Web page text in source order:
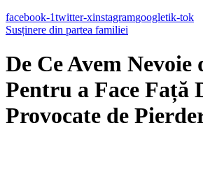
facebook-1twitter-xinstagramgoogletik-tok
Susținere din partea familiei
De Ce Avem
Pentru a Face Față
Provocate de